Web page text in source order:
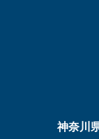
神奈川